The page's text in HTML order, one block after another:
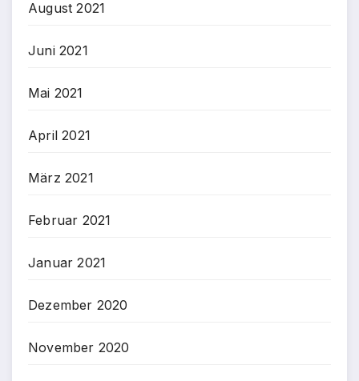
August 2021
Juni 2021
Mai 2021
April 2021
März 2021
Februar 2021
Januar 2021
Dezember 2020
November 2020